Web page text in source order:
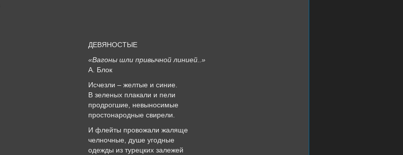
ДЕВЯНОСТЫЕ
«Вагоны шли привычной линией..»
А. Блок
Исчезли – желтые и синие.
В зеленых плакали и пели
продрогшие, невыносимые
простонародные свирели.
И флейты провожали жаляще
челночные, душе угодные
одежды из турецких залежей